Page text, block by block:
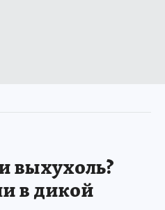
выхухоль?
в дикой